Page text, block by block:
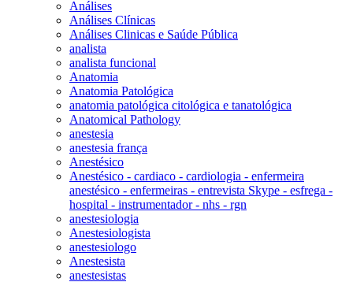
Análises
Análises Clínicas
Análises Clinicas e Saúde Pública
analista
analista funcional
Anatomia
Anatomia Patológica
anatomia patológica citológica e tanatológica
Anatomical Pathology
anestesia
anestesia frança
Anestésico
Anestésico - cardiaco - cardiologia - enfermeira
anestésico - enfermeiras - entrevista Skype - esfrega -
hospital - instrumentador - nhs - rgn
anestesiologia
Anestesiologista
anestesiologo
Anestesista
anestesistas